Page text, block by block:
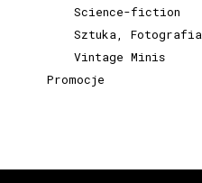
Science-fiction
Sztuka, Fotografia
Vintage Minis
Promocje